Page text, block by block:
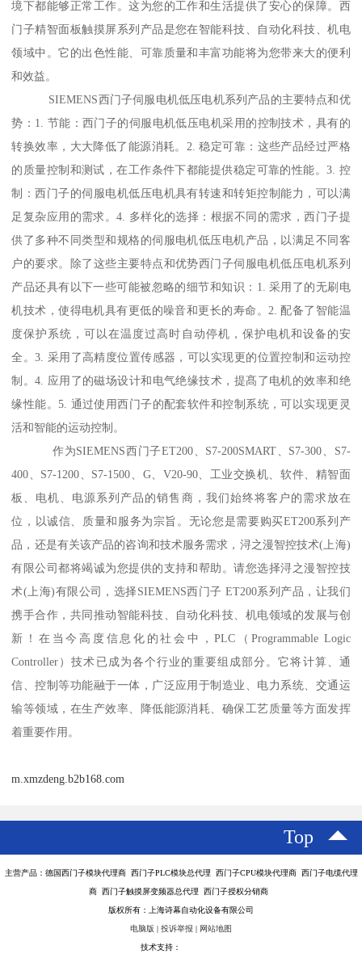
境下都能够正常工作。这为您的工作和生活提供了安心的保障。西
门子精智面板触摸屏系列产品是您在智能科技、自动化科技、机电
领域中。它的出色性能、可靠质量和丰富功能将为您带来大的便利
和效益。
SIEMENS西门子伺服电机低压电机系列产品的主要特点和优
势：1. 节能：西门子的伺服电机低压电机采用的控制技术，具有的
转换效率，大大降低了能源消耗。2. 稳定可靠：这些产品经过严格
的质量控制和测试，在工作条件下都能提供稳定可靠的性能。3. 控
制：西门子的伺服电机低压电机具有转速和转矩控制能力，可以满
足复杂应用的需求。4. 多样化的选择：根据不同的需求，西门子提
供了多种不同类型和规格的伺服电机低压电机产品，以满足不同客
户的要求。除了这些主要特点和优势西门子伺服电机低压电机系列
产品还具有以下一些可能被忽略的细节和知识：1. 采用了的无刷电
机技术，使得电机具有更低的噪音和更长的寿命。2. 配备了智能温
度保护系统，可以在温度过高时自动停机，保护电机和设备的安
全。3. 采用了高精度位置传感器，可以实现更的位置控制和运动控
制。4. 应用了的磁场设计和电气绝缘技术，提髙了电机的效率和绝
缘性能。5. 通过使用西门子的配套软件和控制系统，可以实现更灵
活和智能的运动控制。
作为SIEMENS西门子ET200、S7-200SMART、S7-300、S7-
400、S7-1200、S7-1500、G、V20-90、工业交换机、软件、精智面
板、电机、电源系列产品的销售商，我们始终将客户的需求放在
位，以诚信、质量和服务为宗旨。无论您是需要购买ET200系列产
品，还是有关该产品的咨询和技术服务需求，浔之漫智控技术(上海)
有限公司都将竭诚为您提供的支持和帮助。请您选择浔之漫智控技
术(上海)有限公司，选择SIEMENS西门子 ET200系列产品，让我们
携手合作，共同推动智能科技、自动化科技、机电领域的发展与创
新！在当今高度信息化的社会中，PLC（Programmable Logic
Controller）技术已成为各个行业的重要组成部分。它将计算、通
信、控制等功能融于一体，广泛应用于制造业、电力系统、交通运
输等领域，在生产效率、降低能源消耗、确保工艺质量等方面发挥
着重要作用。
m.xmzdeng.b2b168.com
Top
主营产品：德国西门子模块代理商 西门子PLC模块总代理 西门子CPU模块代理商 西门子电缆代理
商 西门子触摸屏变频器总代理 西门子授权分销商
版权所有：上海诗幕自动化设备有限公司
电脑版 | 投诉举报 | 网站地图
技术支持：